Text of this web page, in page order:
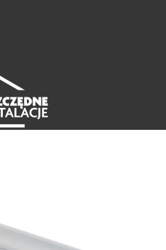
godz. 8:00 - 16:00